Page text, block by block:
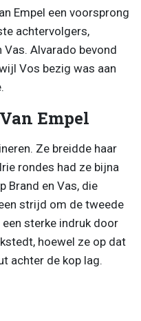
Empel een voorsprong
achtervolgers,
Alvarado bevond
Vos bezig was aan
Empel
Ze breidde haar
rondes had ze bijna
Brand en Vas, die
strijd om de tweede
sterke indruk door
hoewel ze op dat
achter de kop lag.